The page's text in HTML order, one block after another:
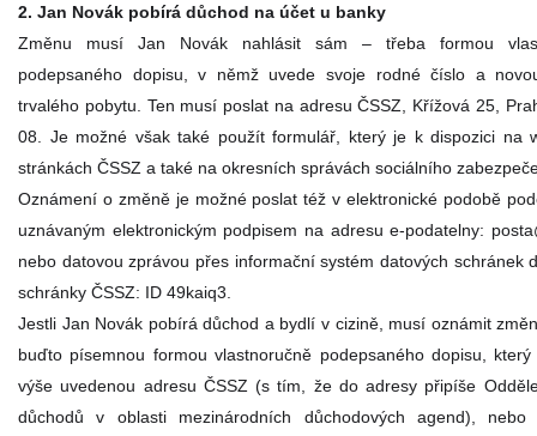
2. Jan Novák pobírá důchod na účet u banky
Změnu musí Jan Novák nahlásit sám – třeba formou
podepsaného dopisu, v němž uvede svoje rodné číslo a
trvalého pobytu. Ten musí poslat na adresu ČSSZ, Křížová 25,
08. Je možné však také použít formulář, který je k dispozici na
stránkách ČSSZ a také na okresních správách sociálního
Oznámení o změně je možné poslat též v elektronické podobě
uznávaným elektronickým podpisem na adresu e-podatelny:
nebo datovou zprávou přes informační systém datových schránek
schránky ČSSZ: ID 49kaiq3.
Jestli Jan Novák pobírá důchod a bydlí v cizině, musí oznámit
buďto písemnou formou vlastnoručně podepsaného dopisu,
výše uvedenou adresu ČSSZ (s tím, že do adresy připíše
důchodů v oblasti mezinárodních důchodových agend),